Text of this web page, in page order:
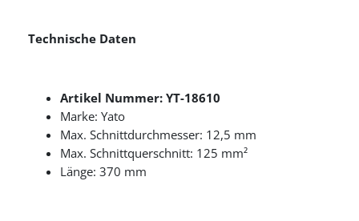
Technische Daten
Artikel Nummer: YT-18610
Marke: Yato
Max. Schnittdurchmesser: 12,5 mm
Max. Schnittquerschnitt: 125 mm²
Länge: 370 mm